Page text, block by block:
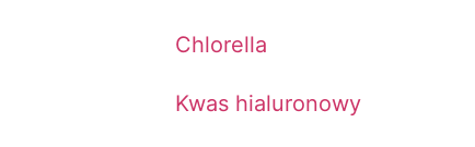
Chlorella
Kwas hialuronowy